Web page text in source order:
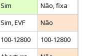
Sim
Não, fixa
Sim, EVF
Não
100-12800
100-12800